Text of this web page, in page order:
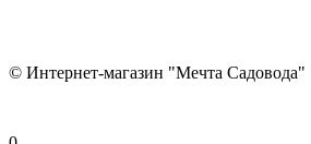
© Интернет-магазин "Мечта Садовода"